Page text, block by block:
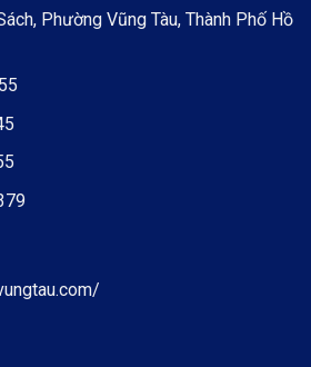
Phường Vũng Tàu, Thành Phố Hồ